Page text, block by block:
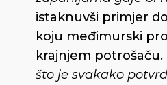
istaknuvši primjer
koju međimurski
krajnjem potrošaču.
što je svakako